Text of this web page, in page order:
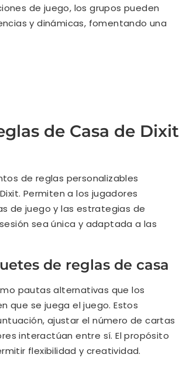
de juego, los grupos pueden
y dinámicas, fomentando una
de Casa de Dixit
de reglas personalizables
Permiten a los jugadores
de juego y las estrategias de
sea única y adaptada a las
de reglas de casa
pautas alternativas que los
que se juega el juego. Estos
ajustar el número de cartas
interactúan entre sí. El propósito
flexibilidad y creatividad.